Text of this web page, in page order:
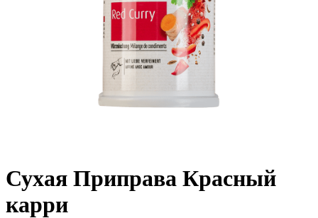
Сухая Приправа Красный
карри